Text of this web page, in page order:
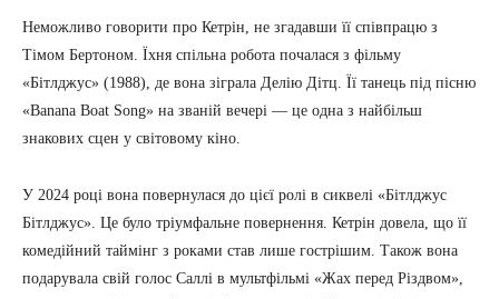
Неможливо говорити про Кетрін, не згадавши її співпрацю з
Тімом Бертоном. Їхня спільна робота почалася з фільму
«Бітлджус» (1988), де вона зіграла Делію Дітц. Її танець під пісню
«Banana Boat Song» на званій вечері — це одна з найбільш
знакових сцен у світовому кіно.
У 2024 році вона повернулася до цієї ролі в сиквелі «Бітлджус
Бітлджус». Це було тріумфальне повернення. Кетрін довела, що її
комедійний таймінг з роками став лише гострішим. Також вона
подарувала свій голос Саллі в мультфільмі «Жах перед Різдвом»,